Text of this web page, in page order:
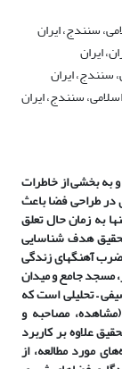
سنندج، ایران
ایران
سنندج، ایران
سنندج، ایران
به بخشی از خاطرات
در طراحی فضا باعث
به زمان حال تعلق
هدفشناسایی
ضرب آهنگ­های زندگی
مسجد جامع و میدان
–تحلیلی است که
مصاحبه و
علاوه بر کاربرد
مورد مطالعه، از